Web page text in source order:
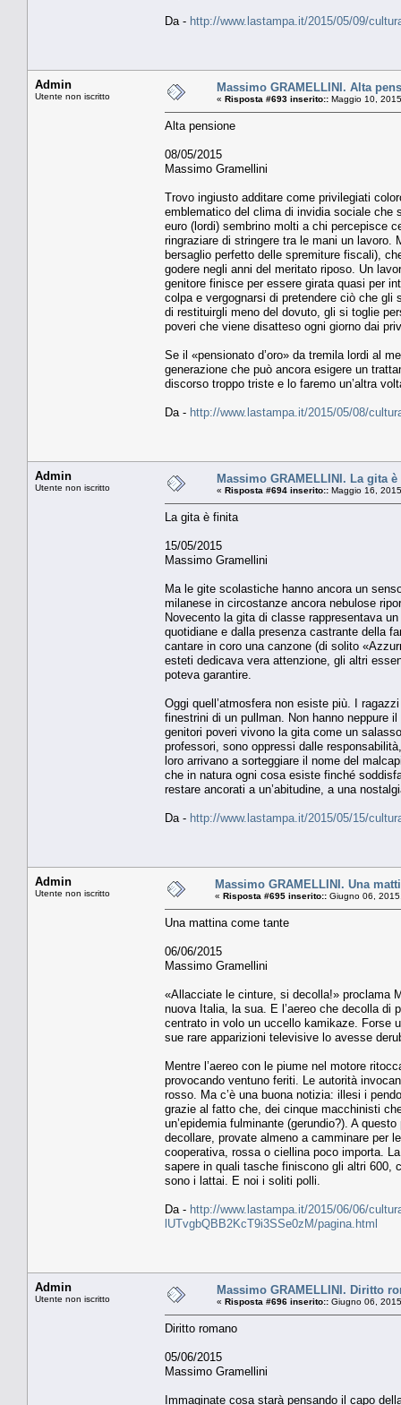
Da - http://www.lastampa.it/2015/05/09/
Admin
Utente non iscritto
Massimo GRAMELLINI. Alta
« Risposta #693 inserito:: Maggio 10,
Alta pensione
08/05/2015
Massimo Gramellini
Trovo ingiusto additare come privilegiati
emblematico del clima di invidia sociale che
euro (lordi) sembrino molti a chi percepisce
ringraziare di stringere tra le mani un lavoro.
bersaglio perfetto delle spremiture fiscali),
godere negli anni del meritato riposo. Un
genitore finisce per essere girata quasi per
colpa e vergognarsi di pretendere ciò che
di restituirgli meno del dovuto, gli si toglie
poveri che viene disatteso ogni giorno dai
Se il «pensionato d’oro» da tremila lordi al
generazione che può ancora esigere un
discorso troppo triste e lo faremo un’altra
Da - http://www.lastampa.it/2015/05/08/
Admin
Utente non iscritto
Massimo GRAMELLINI. La gita
« Risposta #694 inserito:: Maggio 16,
La gita è finita
15/05/2015
Massimo Gramellini
Ma le gite scolastiche hanno ancora un
milanese in circostanze ancora nebulose
Novecento la gita di classe rappresentava
quotidiane e dalla presenza castrante della
cantare in coro una canzone (di solito
esteti dedicava vera attenzione, gli altri
poteva garantire.
Oggi quell’atmosfera non esiste più. I
finestrini di un pullman. Non hanno neppure
genitori poveri vivono la gita come un
professori, sono oppressi dalle
loro arrivano a sorteggiare il nome del
che in natura ogni cosa esiste finché
restare ancorati a un’abitudine, a una
Da - http://www.lastampa.it/2015/05/15/
Admin
Utente non iscritto
Massimo GRAMELLINI. Una
« Risposta #695 inserito:: Giugno 06,
Una mattina come tante
06/06/2015
Massimo Gramellini
«Allacciate le cinture, si decolla!» proclama
nuova Italia, la sua. E l’aereo che decolla di
centrato in volo un uccello kamikaze. Forse
sue rare apparizioni televisive lo avesse
Mentre l’aereo con le piume nel motore
provocando ventuno feriti. Le autorità
rosso. Ma c’è una buona notizia: illesi i
grazie al fatto che, dei cinque macchinisti
un’epidemia fulminante (gerundio?). A
decollare, provate almeno a camminare per
cooperativa, rossa o ciellina poco importa.
sapere in quali tasche finiscono gli altri 600,
sono i lattai. E noi i soliti polli.
Da - http://www.lastampa.it/2015/06/06/
lUTvgbQBB2KcT9i3SSe0zM/pagina.html
Admin
Utente non iscritto
Massimo GRAMELLINI. Diritto
« Risposta #696 inserito:: Giugno 06,
Diritto romano
05/06/2015
Massimo Gramellini
Immaginate cosa starà pensando il capo